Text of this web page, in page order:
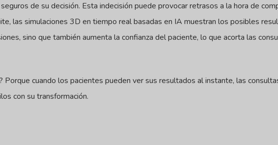
de su decisión. Esta indecisión puede provocar retrasos a la hora de
las simulaciones 3D en tiempo real basadas en IA muestran los posibles
sino que también aumenta la confianza del paciente, lo que acorta las
Porque cuando los pacientes pueden ver sus resultados al instante, las
con su transformación.